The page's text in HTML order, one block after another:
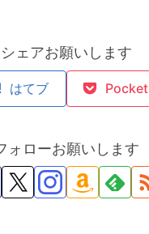
シェアお願いします
はてブ Pocket
ォローお願いします